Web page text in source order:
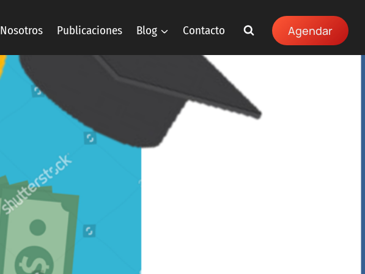
Nosotros Publicaciones Blog Contacto Agendar